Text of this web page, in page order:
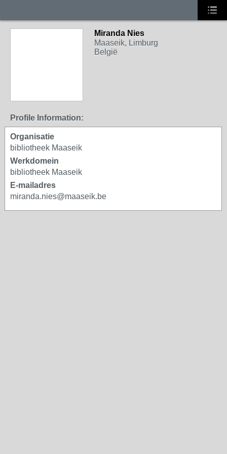
Miranda Nies
Maaseik, Limburg
België
Profile Information:
Organisatie
bibliotheek Maaseik
Werkdomein
bibliotheek Maaseik
E-mailadres
miranda.nies@maaseik.be